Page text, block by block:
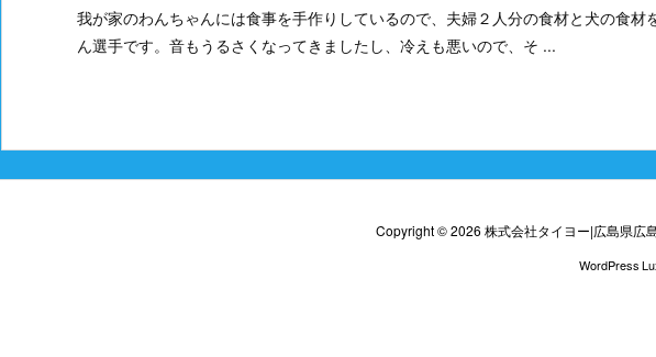
我が家のわんちゃんには食事を手作りしているので、夫婦２人分の食材と犬の食
ん選手です。音もうるさくなってきましたし、冷えも悪いので、そ ...
Copyright ©2026 株式会社タイヨー|広島県広
WordPress